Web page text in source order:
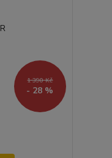
1 390 Kč
- 28 %